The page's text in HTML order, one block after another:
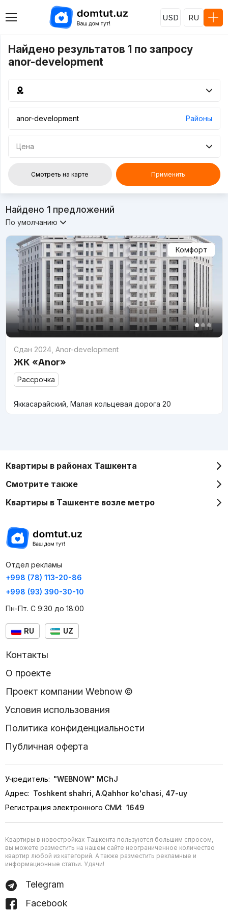
USD RU
Найдено результатов 1 по запросу
anor-development
Районы
Цена
Смотреть на карте Применить
Найдено 1предложений
По умолчанию
Комфорт
Сдан 2024, Anor-development
ЖК «Anor»
Рассрочка
Яккасарайский, Малая кольцевая дорога 20
Квартиры в районах Ташкента
Смотрите также
Квартиры в Ташкенте возле метро
Отдел рекламы
+998 (78) 113-20-86
+998 (93) 390-30-10
Пн-Пт. С 9:30 до 18:00
RU UZ
Контакты
О проекте
Проект компании Webnow ©
Условия использования
Политика конфиденциальности
Публичная оферта
Учредитель: "WEBNOW" MChJ
Адрес: Toshkent shahri, A.Qahhor ko'chasi, 47-uy
Регистрация электронного СМИ: 1649
Квартиры в новостройках Ташкента пользуются большим спросом,
вы можете разместить на нашем сайте неограниченное количество
квартир любой из категорий. А также разместить рекламные и
информационные статьи. Удачи!
Telegram
Facebook